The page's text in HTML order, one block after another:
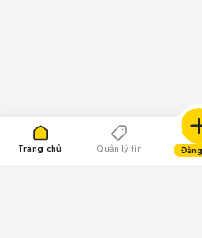
Trang chủ Quản lý tin